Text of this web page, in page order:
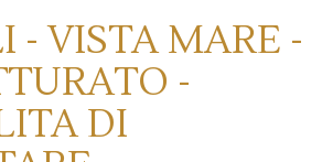
Italiano
- VISTA MARE -
-
DI